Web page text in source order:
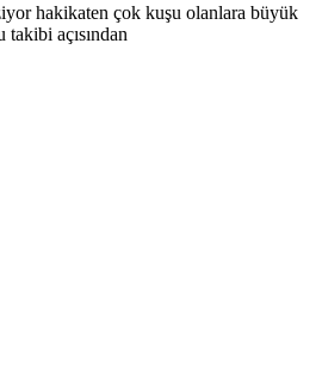
hakikaten çok kuşu olanlara büyük
açısından